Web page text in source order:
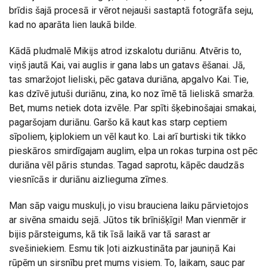
brīdis šajā procesā ir vērot nejauši sastaptā fotogrāfa seju,
kad no aparāta lien laukā bilde.
Kādā pludmalē Mikijs atrod izskalotu duriānu. Atvēris to,
viņš jautā Kai, vai auglis ir gana labs un gatavs ēšanai. Jā,
tas smaržojot lieliski, pēc gatava duriāna, apgalvo Kai. Tie,
kas dzīvē jutuši duriānu, zina, ko noz īmē tā lieliskā smarža.
Bet, mums netiek dota izvēle. Par spīti šķebinošajai smakai,
pagaršojam duriānu. Garšo kā kaut kas starp ceptiem
sīpoliem, ķiplokiem un vēl kaut ko. Lai arī burtiski tik tikko
pieskāros smirdīgajam auglim, elpa un rokas turpina ost pēc
duriāna vēl pāris stundas. Tagad saprotu, kāpēc daudzās
viesnīcās ir duriānu aizlieguma zīmes.
Man sāp vaigu muskuļi, jo visu brauciena laiku pārvietojos
ar sivēna smaidu sejā. Jūtos tik brīnišķīgi! Man vienmēr ir
bijis pārsteigums, kā tik īsā laikā var tā sarast ar
svešiniekiem. Esmu tik ļoti aizkustināta par jauniņā Kai
rūpēm un sirsnību pret mums visiem. To, laikam, sauc par